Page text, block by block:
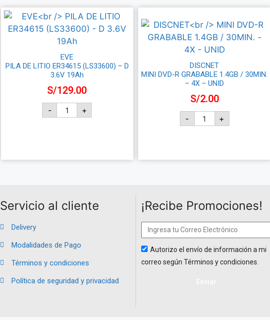
EVE
PILA DE LITIO ER34615 (LS33600) – D
3.6V 19Ah
S/129.00
- +
DISCNET
MINI DVD-R GRABABLE 1.4GB / 30MIN.
– 4X – UNID
S/2.00
- +
Servicio al cliente
Delivery
Modalidades de Pago
Términos y condiciones
Política de seguridad y privacidad
¡Recibe Promociones!
Autorizo el envío de información a mi
correo según Términos y condiciones.